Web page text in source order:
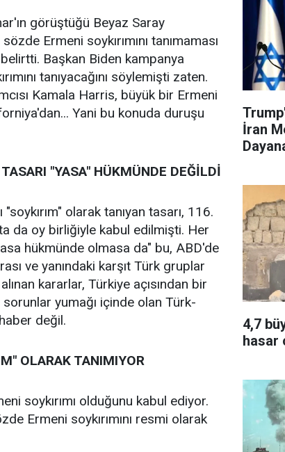
görüştüğü Beyaz Saray
Ermeni soykırımını tanımaması
Başkan Biden kampanya
tanıyacağını söylemişti zaten.
Kamala Harris, büyük bir Ermeni
Yani bu konuda duruşu
"YASA" HÜKMÜNDE DEĞİLDİ
olarak tanıyan tasarı, 116.
da oy birliğiyle kabul edilmişti. Her
hükmünde olmasa da" bu, ABD'de
ve yanındaki karşıt Türk gruplar
kararlar, Türkiye açısından bir
sorunlar yumağı içinde olan Türk-
değil.
OLARAK TANIMIYOR
soykırımı olduğunu kabul ediyor.
Ermeni soykırımını resmi olarak
İran
4,7
hasar